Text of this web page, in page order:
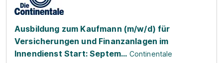
Ausbildung zum Kaufmann (m/w/d) für
Versicherungen und Finanzanlagen im
Innendienst Start: Septem... Continentale